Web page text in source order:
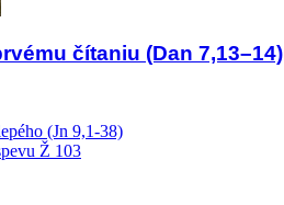
čítaniu (Dan 7,13–14)
(Jn 9,1-38)
Ž 103